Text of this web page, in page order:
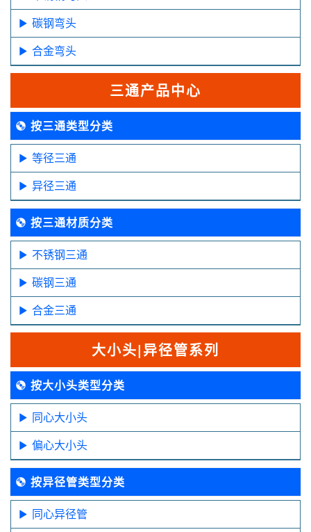
碳钢弯头
合金弯头
三通产品中心
按三通类型分类
等径三通
异径三通
按三通材质分类
不锈钢三通
碳钢三通
合金三通
大小头|异径管系列
按大小头类型分类
同心大小头
偏心大小头
按异径管类型分类
同心异径管